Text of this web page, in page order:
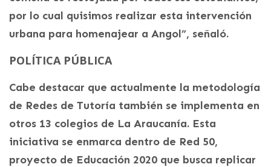
por lo cual quisimos realizar esta intervención
urbana para homenajear a Angol”, señaló.
POLÍTICA PÚBLICA
Cabe destacar que actualmente la metodología
de Redes de Tutoría también se implementa en
otros 13 colegios de La Araucanía. Esta
iniciativa se enmarca dentro de Red 50,
proyecto de Educación 2020 que busca replicar